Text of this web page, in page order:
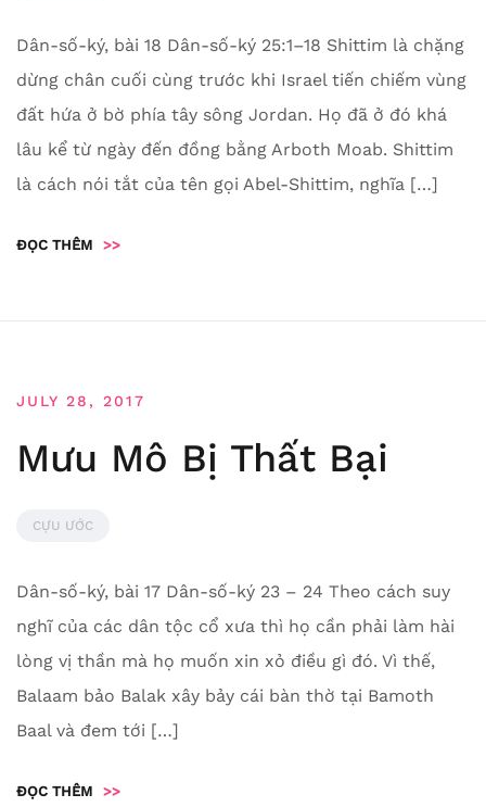
Dân-số-ký, bài 18 Dân-số-ký 25:1–18 Shittim là chặng
dừng chân cuối cùng trước khi Israel tiến chiếm vùng
đất hứa ở bờ phía tây sông Jordan. Họ đã ở đó khá
lâu kể từ ngày đến đồng bằng Arboth Moab. Shittim
là cách nói tắt của tên gọi Abel-Shittim, nghĩa […]
ĐỌC THÊM >>
JULY 28, 2017
Mưu Mô Bị Thất Bại
CỰU ƯỚC
Dân-số-ký, bài 17 Dân-số-ký 23 – 24 Theo cách suy
nghĩ của các dân tộc cổ xưa thì họ cần phải làm hài
lòng vị thần mà họ muốn xin xỏ điều gì đó. Vì thế,
Balaam bảo Balak xây bảy cái bàn thờ tại Bamoth
Baal và đem tới […]
ĐỌC THÊM >>